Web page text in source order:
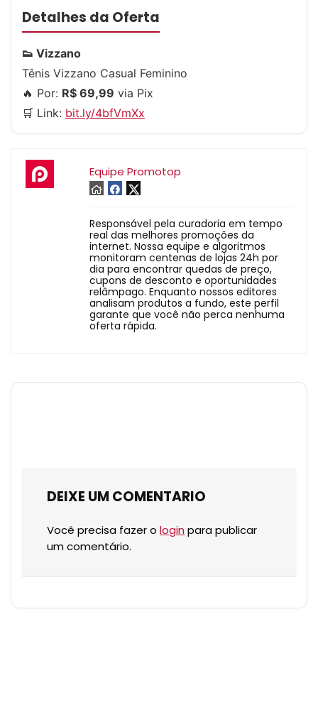
Detalhes da Oferta
👟 Vizzano
Tênis Vizzano Casual Feminino
🔥 Por: R$ 69,99 via Pix
🛒 Link: bit.ly/4bfVmXx
Equipe Promotop
Responsável pela curadoria em tempo
real das melhores promoções da
internet. Nossa equipe e algoritmos
monitoram centenas de lojas 24h por
dia para encontrar quedas de preço,
cupons de desconto e oportunidades
relâmpago. Enquanto nossos editores
analisam produtos a fundo, este perfil
garante que você não perca nenhuma
oferta rápida.
DEIXE UM COMENTARIO
Você precisa fazer o login para publicar
um comentário.